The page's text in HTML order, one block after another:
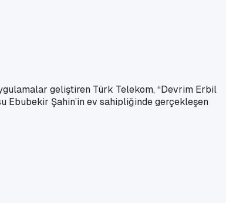
geliştiren Türk Telekom, “Devrim Erbil
Ebubekir Şahin’in ev sahipliğinde gerçekleşen